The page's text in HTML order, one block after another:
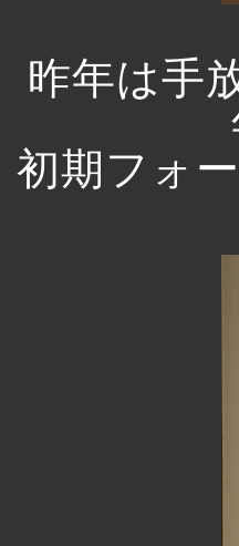
昨年は手
初期フォ